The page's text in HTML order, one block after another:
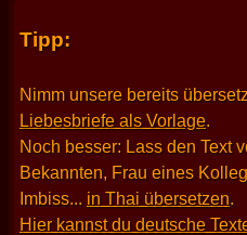
Tipp:
Nimm unsere bereits
Liebesbriefe als Vorlage.
Noch besser: Lass den Text
Bekannten, Frau eines
Imbiss... in Thai übersetzen.
Hier kannst du deutsche